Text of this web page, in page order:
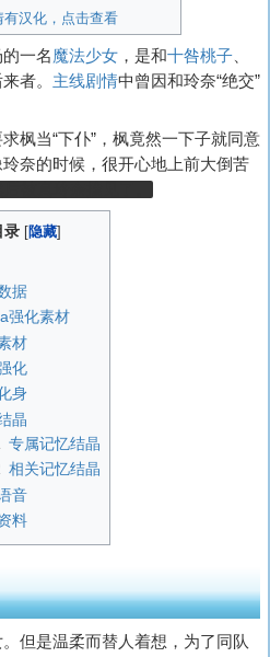
有汉化，点击查看
一名魔法少女，是和十咎桃子、
者。 主线剧情中曾因和玲奈“绝交”
求枫当“下仆”，枫竟然一下子就同意
奈的时候，很开心地上前大倒苦
录
据
强化素材
材
化
身
晶
专属记忆结晶
相关记忆结晶
音
料
但是温柔而替人着想，为了同队